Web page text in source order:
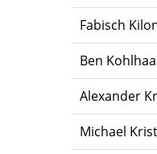
Fabisch
Ben
Alexander
Michael